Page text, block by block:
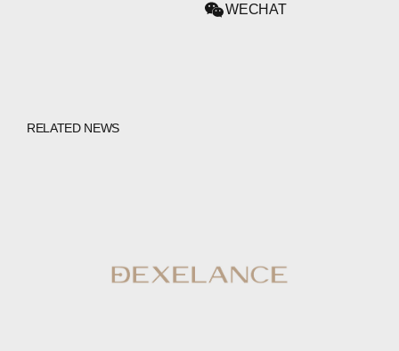
WECHAT
RELATED NEWS